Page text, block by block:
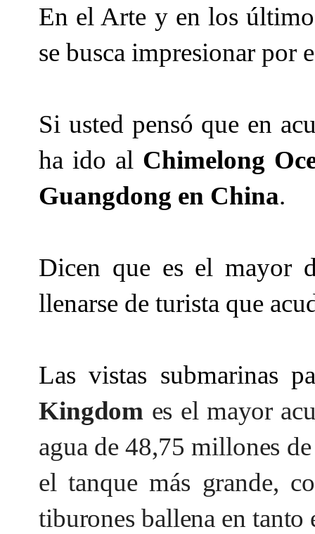
En el Arte y en los
se busca impresionar por
Si usted pensó que en
ha ido al Chimelong
Guangdong en China.
Dicen que es el mayor
llenarse de turista que
Las vistas submarinas
Kingdom es el mayor
agua de 48,75 millones
el tanque más grande,
tiburones ballena en tanto